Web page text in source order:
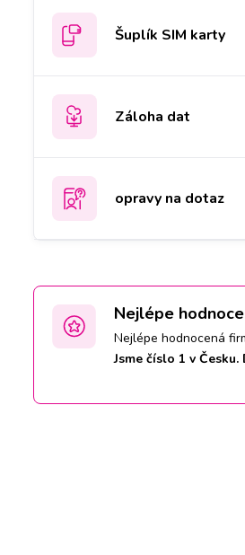
Šuplík SIM karty
Záloha dat
opravy na dotaz
Nejlépe
Nejlépe hodnocená
Jsme číslo 1 v Česku.